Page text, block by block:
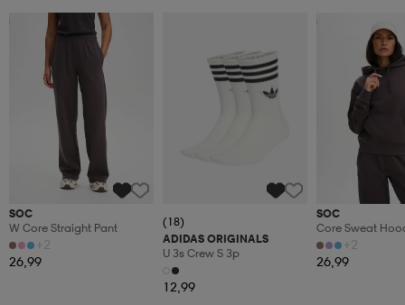
Valitse 2, maksa 44,99€
SOC
W Core Straight Pant
+2
26,99
(18)
ADIDAS ORIGINALS
U 3s Crew S 3p
12,99
SOC
Core Sweat
Naisten
+2
26,99